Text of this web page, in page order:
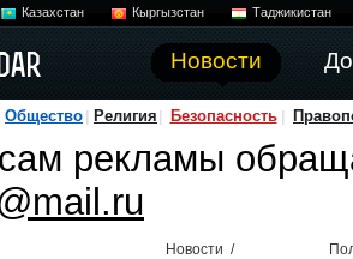
Казахстан Кыргызстан Таджикистан
Новости
Общество Религия Безопасность
рекламы
Новости /